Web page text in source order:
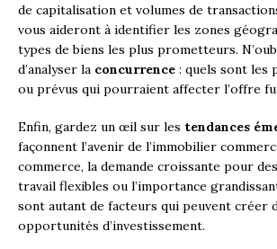
de capitalisation et volumes de
vous aideront à identifier les zones
types de biens les plus prometteurs.
d’analyser la concurrence : quels sont les
ou prévus qui pourraient affecter l’offre
Enfin, gardez un œil sur les tendances
façonnent l’avenir de l’immobilier
commerce, la demande croissante pour
travail flexibles ou l’importance
sont autant de facteurs qui peuvent créer
opportunités d’investissement.